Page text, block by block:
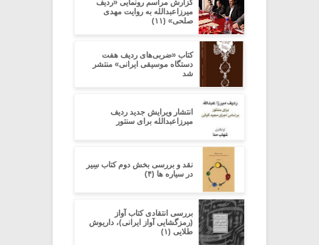
گزارش مراسم رونمایی «ردیف
میرزاعبدالله به روایت مهدی
صلحی» (۱۱)
کتاب «ضربی‌های ردیف هفت
دستگاه موسیقی ایرانی» منتشر
شد
انتشار ویرایش جدید ردیف
میرزاعبدالله برای سنتور
نقد و بررسی بخش دوم کتاب سِیر
در سیاره ­ها (۴)
بررسی انتقادی کتاب آواز
(رمزگشایی آواز ایرانی)، داریوش
طلایی (۱)